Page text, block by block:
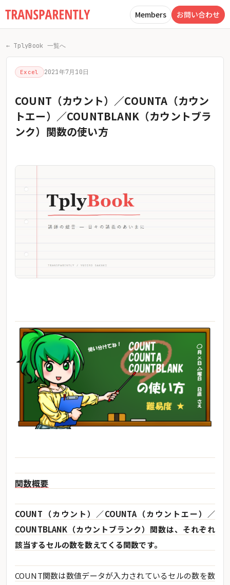
Members お問い合わせ
← TplyBook 一覧へ
Excel 2021年7月10日
COUNT（カウント）／COUNTA（カウン
トエー）／COUNTBLANK（カウントブラ
ンク）関数の使い方
関数概要
COUNT（カウント）／COUNTA（カウントエー）／
COUNTBLANK（カウントブランク）関数は、それぞれ
該当するセルの数を数えてくる関数です。
COUNT関数は数値データが入力されているセルの数を数